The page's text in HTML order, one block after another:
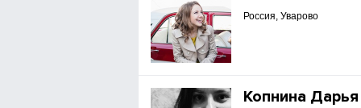
Россия, Уварово
Копнина Дарья